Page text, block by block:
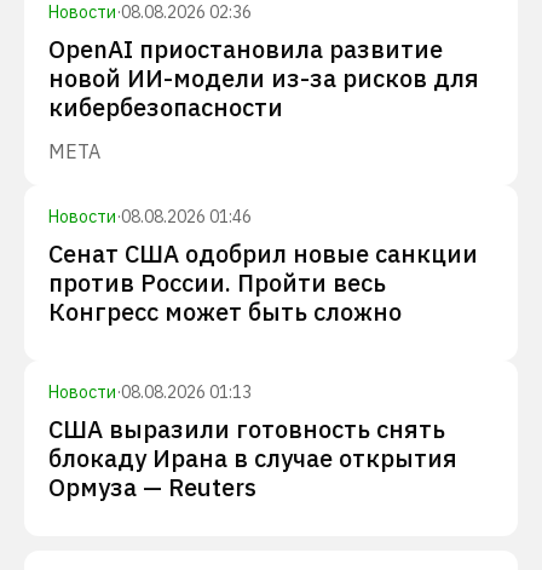
Новости·08.08.2026 02:36
OpenAI приостановила развитие
новой ИИ-модели из-за рисков для
кибербезопасности
META
Новости·08.08.2026 01:46
Сенат США одобрил новые санкции
против России. Пройти весь
Конгресс может быть сложно
Новости·08.08.2026 01:13
США выразили готовность снять
блокаду Ирана в случае открытия
Ормуза — Reuters